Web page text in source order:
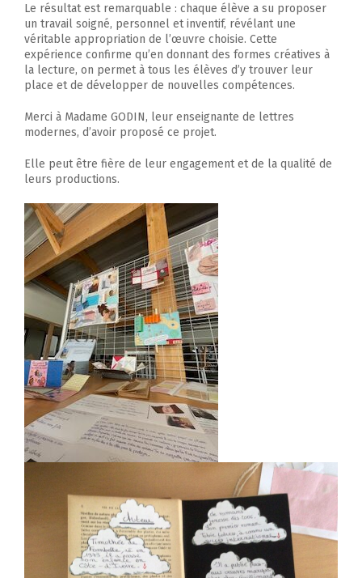
Le résultat est remarquable : chaque élève a su proposer
un travail soigné, personnel et inventif, révélant une
véritable appropriation de l’œuvre choisie. Cette
expérience confirme qu’en donnant des formes créatives à
la lecture, on permet à tous les élèves d’y trouver leur
place et de développer de nouvelles compétences.
Merci à Madame GODIN, leur enseignante de lettres
modernes, d’avoir proposé ce projet.
Elle peut être fière de leur engagement et de la qualité de
leurs productions.